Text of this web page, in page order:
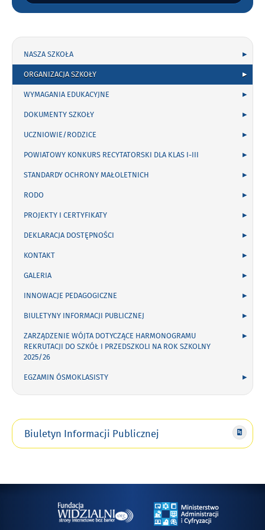
NASZA SZKOŁA
ORGANIZACJA SZKOŁY
WYMAGANIA EDUKACYJNE
DOKUMENTY SZKOŁY
UCZNIOWIE/RODZICE
POWIATOWY KONKURS RECYTATORSKI DLA KLAS I-III
STANDARDY OCHRONY MAŁOLETNICH
RODO
PROJEKTY I CERTYFIKATY
DEKLARACJA DOSTĘPNOŚCI
KONTAKT
GALERIA
INNOWACJE PEDAGOGICZNE
BIULETYNY INFORMACJI PUBLICZNEJ
ZARZĄDZENIE WÓJTA DOTYCZĄCE HARMONOGRAMU
REKRUTACJI DO SZKÓŁ I PRZEDSZKOLI NA ROK SZKOLNY
2025/26
EGZAMIN ÓSMOKLASISTY
Biuletyn Informacji Publicznej